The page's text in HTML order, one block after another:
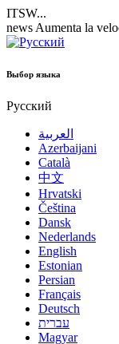
ITSW...
news Aumenta la
Выбор языка
Русский
العربية
Azerbaijani
Català
中文
Hrvatski
Čeština
Dansk
Nederlands
English
Estonian
Persian
Français
Deutsch
עברית
Magyar